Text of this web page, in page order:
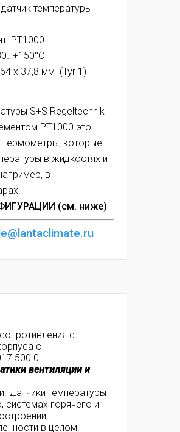
температуры
PT1000
x 37,8 мм (Tyr 1)
S+S Regeltechnik
PT1000 это
термометры, которые
в жидкостях и
в
(см. ниже)
с
с
500.0
вентиляции и
Датчики температуры
системах горячего и
в целом.